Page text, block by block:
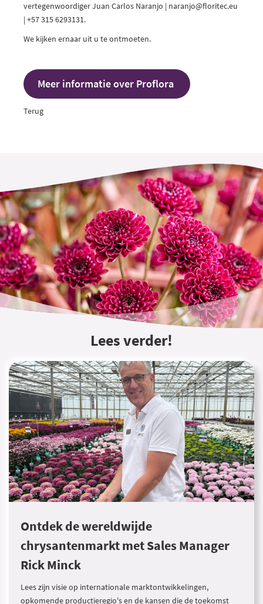
vertegenwoordiger Juan Carlos Naranjo | naranjo@floritec.eu
| +57 315 6293131.
We kijken ernaar uit u te ontmoeten.
Meer informatie over Proflora
Terug
Lees verder!
Ontdek de wereldwijde
chrysantenmarkt met Sales Manager
Rick Minck
Lees zijn visie op internationale marktontwikkelingen,
opkomende productieregio's en de kansen die de toekomst